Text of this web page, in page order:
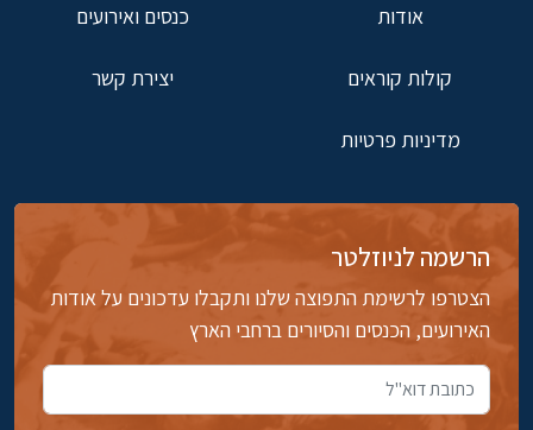
אודות כנסים ואירועים
קולות קוראים יצירת קשר
מדיניות פרטיות
הרשמה לניוזלטר
הצטרפו לרשימת התפוצה שלנו ותקבלו עדכונים על אודות
האירועים, הכנסים והסיורים ברחבי הארץ